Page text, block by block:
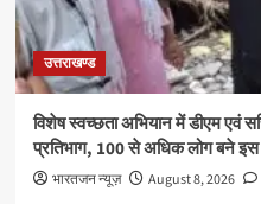
उत्तराखण्ड
विशेष स्वच्छता अभियान में डीएम एवं
प्रतिभाग, 100 से अधिक लोग बने इस
भारतजन न्यूज़ August 8, 2026